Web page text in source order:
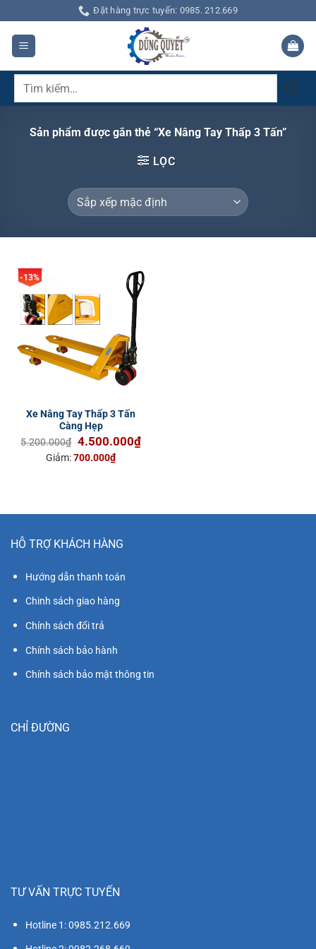
qua
dung
Đặt hàng trực tuyến: 0985. 212.669
Tìm
Sản phẩm được gắn thẻ “Xe Nâng Tay Thấp 3 Tấn”
LỌC
-13%
Xe Nâng Tay Thấp 3 Tấn
Càng Hẹp
5.200.000₫ Giá
gốc
4.500.000₫Giá
Giảm:700.000₫
HỖ TRỢ KHÁCH HÀNG
Hướng dẫn thanh toán
Chinh sách giao hàng
Chính sách đổi trả
Chính sách bảo hành
Chính sách bảo mật thông tin
CHỈ ĐƯỜNG
TƯ VẤN TRỰC TUYẾN
Hotline 1: 0985.212.669